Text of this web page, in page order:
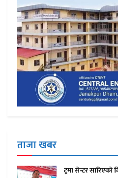
ताजा खबर
ट्रमा सेन्टर सारिएकाे